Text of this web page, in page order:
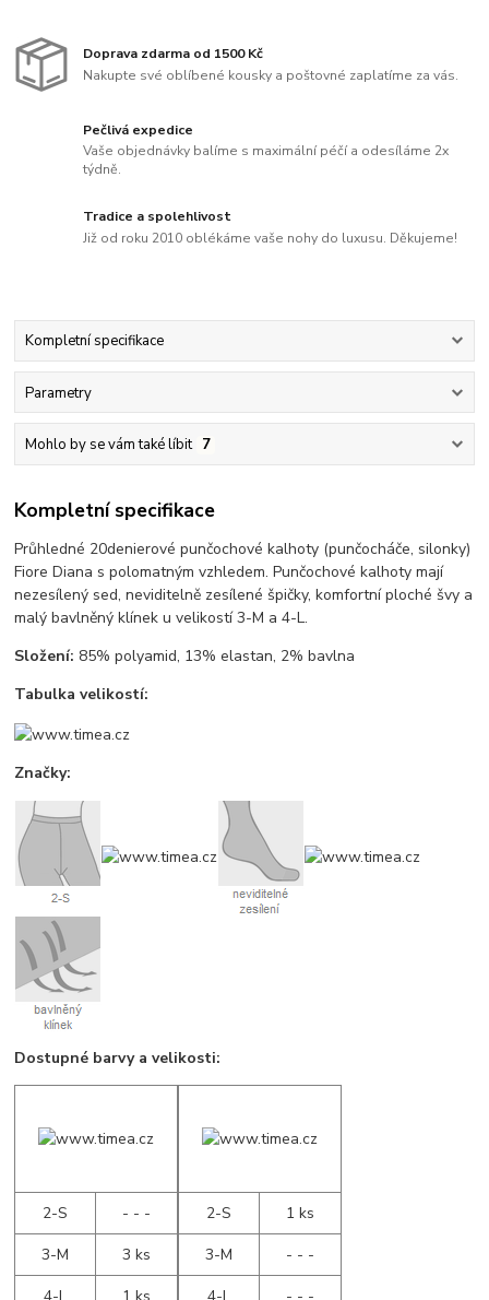
Doprava zdarma od 1500 Kč
Nakupte své oblíbené kousky a poštovné zaplatíme za vás.
Pečlivá expedice
Vaše objednávky balíme s maximální péčí a odesíláme 2x
týdně.
Tradice a spolehlivost
Již od roku 2010 oblékáme vaše nohy do luxusu. Děkujeme!
Kompletní specifikace
Parametry
Mohlo by se vám také líbit 7
Kompletní specifikace
Průhledné 20denierové punčochové kalhoty (punčocháče, silonky)
Fiore Diana s polomatným vzhledem. Punčochové kalhoty mají
nezesílený sed, neviditelně zesílené špičky, komfortní ploché švy a
malý bavlněný klínek u velikostí 3-M a 4-L.
Složení: 85% polyamid, 13% elastan, 2% bavlna
Tabulka velikostí:
Značky:
Dostupné barvy a velikosti:
2-S
- - -
3-M
3 ks
4-L
1 ks
2-S
1 ks
3-M
- - -
4-L
- - -